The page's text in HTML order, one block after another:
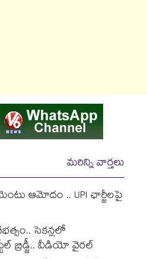
మరిన్ని వార్తలు
ఆమోదం .. UPI ఛార్జీలపై
సెకన్లలో
బ్రిడ్జీ.. వీడియో వైరల్